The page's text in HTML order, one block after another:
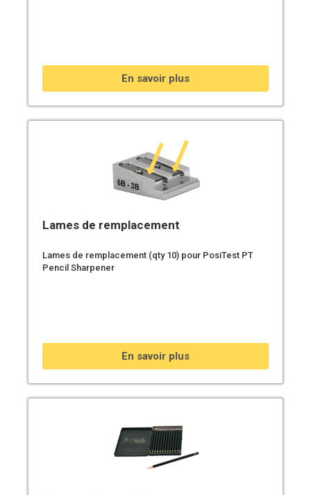
En savoir plus
Lames de remplacement
Lames de remplacement (qty 10) pour PosiTest PT
Pencil Sharpener
En savoir plus